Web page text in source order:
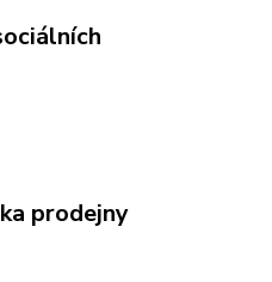
prodejny